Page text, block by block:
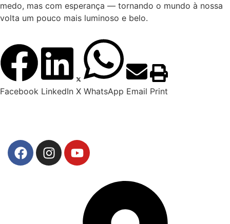
medo, mas com esperança — tornando o mundo à nossa
volta um pouco mais luminoso e belo.
Facebook LinkedIn X WhatsApp Email Print